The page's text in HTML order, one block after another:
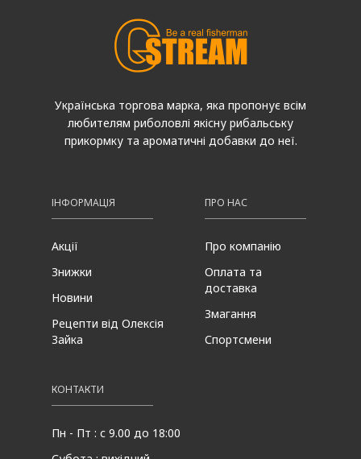
Українська торгова марка, яка пропонує всім
любителям риболовлі якісну рибальську
прикормку та ароматичні добавки до неї.
ІНФОРМАЦІЯ
Акції
Знижки
Новини
Рецепти від Олексія
Зайка
ПРО НАС
Про компанію
Оплата та
доставка
Змагання
Спортсмени
КОНТАКТИ
Пн - Пт : с 9.00 до 18:00